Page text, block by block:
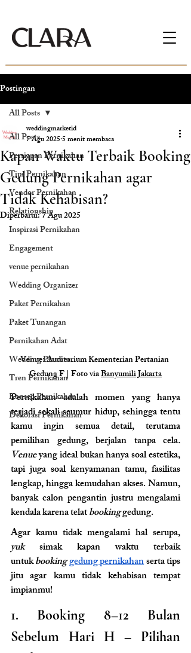
Postingan
All Posts
Persiapan Pernikahan
Tips Pernikahan
Vendor Pernikahan
Relationship
Inspirasi Pernikahan
Engagement
venue pernikahan
Wedding Organizer
Paket Pernikahan
Paket Tunangan
Pernikahan Adat
Wedding Planner
Tren Pernikahan
Konsep Pernikahan
Dekorasi Pernikahan
All Posts
Kapan Waktu Terbaik Booking
Gedung Pernikahan agar
Tidak Kehabisan?
weddingmarketid
7 Agu 20255 menit membaca
Diperbarui:7 Agu 2025
Venue: Auditorium Kementerian Pertanian
Gedung F | Foto via Banyumili Jakarta
Pernikahan adalah momen yang hanya
terjadi sekali seumur hidup, sehingga tentu
kamu ingin semua detail, terutama
pemilihan gedung, berjalan tanpa cela.
Venue yang ideal bukan hanya soal estetika,
tapi juga soal kenyamanan tamu, fasilitas
lengkap, hingga kemudahan akses. Namun,
banyak calon pengantin justru mengalami
kendala karena telat booking gedung.
yuk simak kapan waktu terbaik
untuk booking gedung pernikahan serta tips
jitu agar kamu tidak kehabisan tempat
impianmu!
1. Booking 8–12 Bulan
Sebelum Hari H – Pilihan